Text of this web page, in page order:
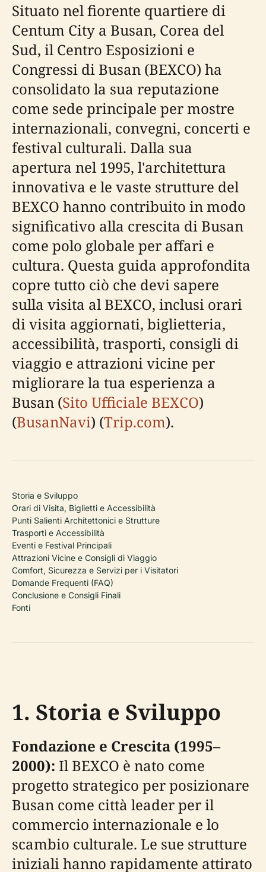
Situato nel fiorente quartiere di
Centum City a Busan, Corea del
Sud, il Centro Esposizioni e
Congressi di Busan (BEXCO) ha
consolidato la sua reputazione
come sede principale per mostre
internazionali, convegni, concerti e
festival culturali. Dalla sua
apertura nel 1995, l'architettura
innovativa e le vaste strutture del
BEXCO hanno contribuito in modo
significativo alla crescita di Busan
come polo globale per affari e
cultura. Questa guida approfondita
copre tutto ciò che devi sapere
sulla visita al BEXCO, inclusi orari
di visita aggiornati, biglietteria,
accessibilità, trasporti, consigli di
viaggio e attrazioni vicine per
migliorare la tua esperienza a
Busan (Sito Ufficiale BEXCO)
(BusanNavi) (Trip.com).
Storia e Sviluppo
Orari di Visita, Biglietti e Accessibilità
Punti Salienti Architettonici e Strutture
Trasporti e Accessibilità
Eventi e Festival Principali
Attrazioni Vicine e Consigli di Viaggio
Comfort, Sicurezza e Servizi per i Visitatori
Domande Frequenti (FAQ)
Conclusione e Consigli Finali
Fonti
1. Storia e Sviluppo
Fondazione e Crescita (1995–
2000): Il BEXCO è nato come
progetto strategico per posizionare
Busan come città leader per il
commercio internazionale e lo
scambio culturale. Le sue strutture
iniziali hanno rapidamente attirato